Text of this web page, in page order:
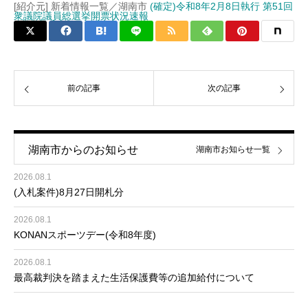
[紹介元] 新着情報一覧／湖南市 (確定)令和8年2月8日執行 第51回
衆議院議員総選挙開票状況速報
前の記事 次の記事
湖南市からのお知らせ
2026.08.1
(入札案件)8月27日開札分
2026.08.1
KONANスポーツデー(令和8年度)
2026.08.1
最高裁判決を踏まえた生活保護費等の追加給付について
湖南市お知らせ一覧